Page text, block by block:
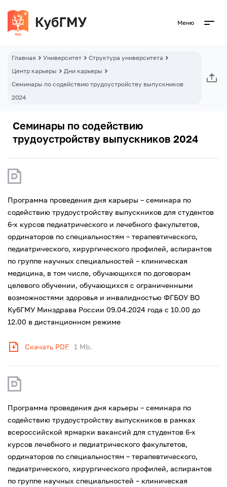
Меню
Главная Университет
Структура университета
Центр карьеры
Дни карьеры
Семинары по содействию трудоустройству выпускников
2024
Семинары по содействию
трудоустройству выпускников 2024
Программа проведения дня карьеры – семинара по
содействию трудоустройству выпускников для студентов
6-х курсов педиатрического и лечебного факультетов,
ординаторов по специальностям – терапевтического,
педиатрического, хирургического профилей, аспирантов
по группе научных специальностей – клиническая
медицина, в том числе, обучающихся по договорам
целевого обучении, обучающихся с ограниченными
возможностями здоровья и инвалидностью ФГБОУ ВО
КубГМУ Минздрава России 09.04.2024 года с 10.00 до
12.00 в дистанционном режиме
Скачать PDF 1 Mb.
Программа проведения дня карьеры – семинара по
содействию трудоустройству выпускников в рамках
всероссийской ярмарки вакансий для студентов 6-х
курсов лечебного и педиатрического факультетов,
ординаторов по специальностям – терапевтического,
педиатрического, хирургического профилей, аспирантов
по группе научных специальностей – клиническая